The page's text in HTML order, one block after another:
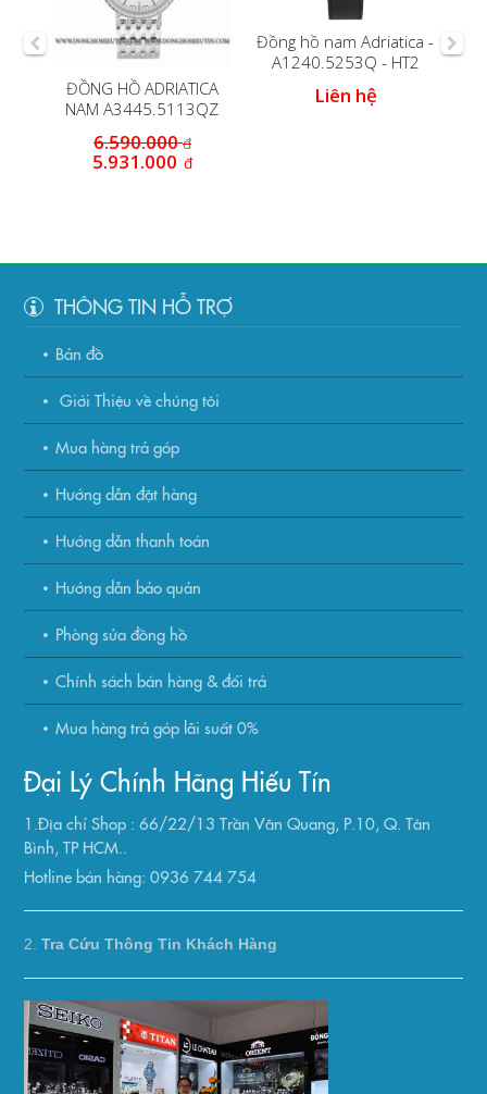
ĐỒNG HỒ ADRIATICA
NAM A3445.5113QZ
6.590.000đ
5.931.000 đ
Đồng hồ nam Adriatica -
A1240.5253Q - HT2
Liên hệ
THÔNG TIN HỖ TRỢ
Bản đồ
Giới Thiệu về chúng tôi
Mua hàng trả góp
Hướng dẫn đặt hàng
Hướng dẫn thanh toán
Hướng dẫn bảo quản
Phòng sửa đồng hồ
Chính sách bán hàng & đổi trả
Mua hàng trả góp lãi suất 0%
Đại Lý Chính Hãng Hiếu Tín
1.Địa chỉ Shop : 66/22/13 Trần Văn Quang, P.10, Q. Tân
Bình, TP HCM..
Hotline bán hàng: 0936 744 754
2.Tra Cứu Thông Tin Khách Hàng